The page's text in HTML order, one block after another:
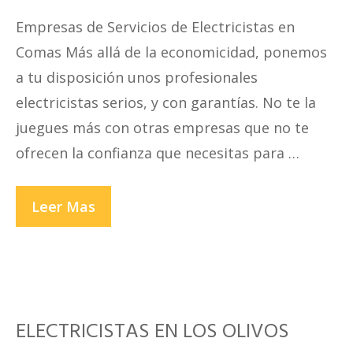
Empresas de Servicios de Electricistas en
Comas Más allá de la economicidad, ponemos
a tu disposición unos profesionales
electricistas serios, y con garantías. No te la
juegues más con otras empresas que no te
ofrecen la confianza que necesitas para …
Leer Mas
EN
ELECTRICISTAS EN LOS OLIVOS